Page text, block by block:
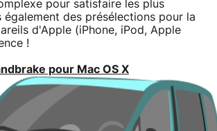
pour satisfaire les plus
également des présélections pour la
d'Apple (iPhone, iPod, Apple
!
pour Mac OS X